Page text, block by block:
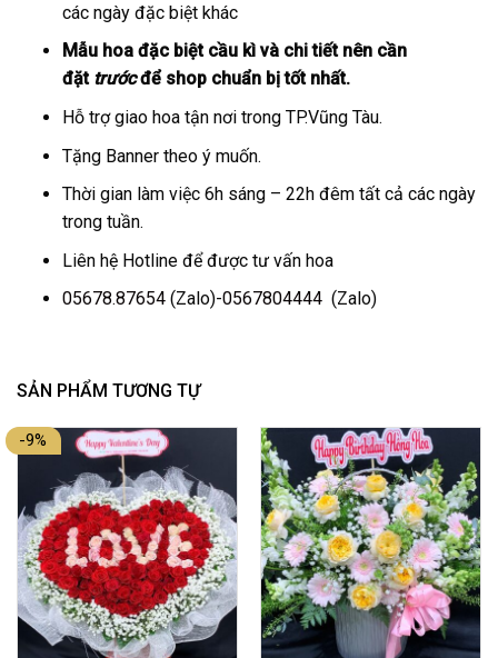
các ngày đặc biệt khác
Mẫu hoa đặc biệt cầu kì và chi tiết nên cần
đặt trướcđể shop chuẩn bị tốt nhất.
Hỗ trợ giao hoa tận nơi trong TP.Vũng Tàu.
Tặng Banner theo ý muốn.
Thời gian làm việc 6h sáng – 22h đêm tất cả các ngày
trong tuần.
Liên hệ Hotline để được tư vấn hoa
05678.87654(Zalo)-0567804444(Zalo)
SẢN PHẨM TƯƠNG TỰ
-9%